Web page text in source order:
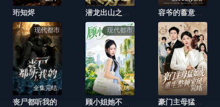
珩知烬 潜龙出山之我为王 容爷的蓄意心动
现代都市
全集完结
丧尸都听我的
现代都市
完结
顾小姐她不装了
完结
豪门主母猛如虎，重生整顿家风